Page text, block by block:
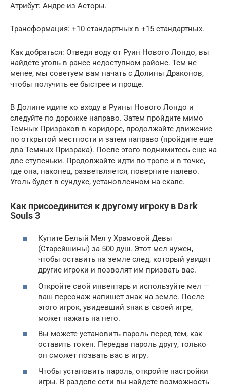
Атрибут: Андре из Асторы.
Трансформация: +10 стандартных в +15 стандартных.
Как добраться: Отведя воду от Руин Нового Лондо, вы
найдете уголь в ранее недоступном районе. Тем не
менее, мы советуем вам начать с Долины Драконов,
чтобы получить ее быстрее и проще.
В Долине идите ко входу в Руины Нового Лондо и
следуйте по дорожке направо. Затем пройдите мимо
Темных Призраков в коридоре, продолжайте движение
по открытой местности и затем направо (пройдите еще
два Темных Призрака). После этого поднимитесь еще на
две ступеньки. Продолжайте идти по тропе и в точке,
где она, наконец, разветвляется, поверните налево.
Уголь будет в сундуке, установленном на скале.
Как присоединится к другому игроку в Dark
Souls 3
Купите Белый Мел у Храмовой Девы
(Старейшины) за 500 душ. Этот мел нужен,
чтобы оставить на земле след, который увидят
другие игроки и позволят им призвать вас.
Откройте свой инвентарь и используйте мел —
ваш персонаж напишет знак на земле. После
этого игрок, увидевший знак в своей игре,
может нажать на него.
Вы можете установить пароль перед тем, как
оставить токен. Передав пароль другу, только
он сможет позвать вас в игру.
Чтобы установить пароль, откройте настройки
игры. В разделе сети вы найдете возможность